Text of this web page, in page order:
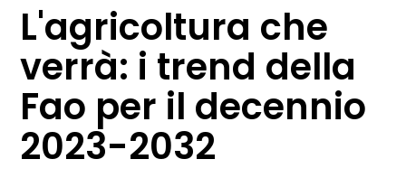
L'agricoltura che
verrà: i trend della
Fao per il decennio
2023-2032